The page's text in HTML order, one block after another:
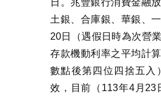
日。兆豐銀行消費金融
土銀、合庫銀、華銀、
20日（遇假日時為次營
存款機動利率之平均計
數點後第四位四捨五入
效，目前（113年4月23